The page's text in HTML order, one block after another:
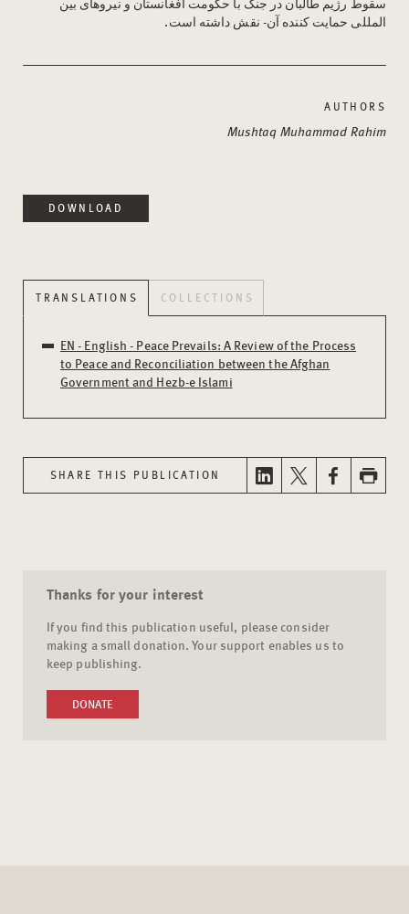
المللی حمایت کننده آن- نقش داشته است.
AUTHORS
Mushtaq Muhammad Rahim
DOWNLOAD
TRANSLATIONS COLLECTIONS
EN - English - Peace Prevails: A Review of the Process
to Peace and Reconciliation between the Afghan
Government and Hezb-e Islami
SHARE THIS PUBLICATION
Thanks for your interest
If you find this publication useful, please consider
making a small donation. Your support enables us to
keep publishing.
DONATE